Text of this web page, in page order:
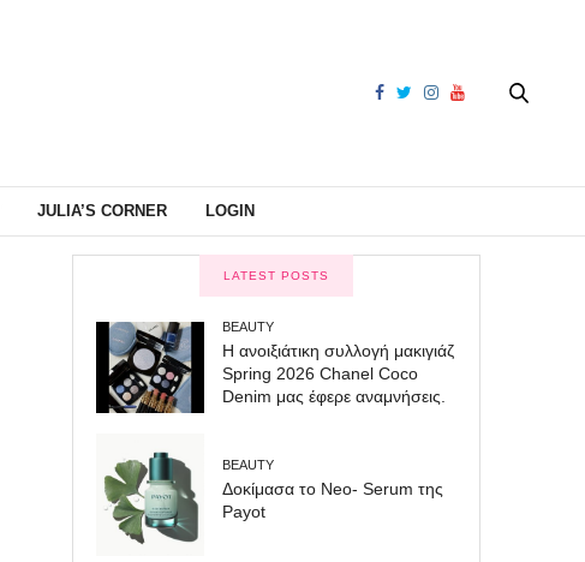
JULIA’S CORNER LOGIN
LATEST POSTS
BEAUTY
Η ανοιξιάτικη συλλογή μακιγιάζ
Spring 2026 Chanel Coco
Denim μας έφερε αναμνήσεις.
BEAUTY
Δοκίμασα το Neo- Serum της
Payot